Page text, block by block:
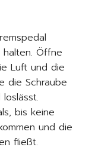
Öffne
Luft und die
die Schraube
bis keine
und die
fließt.